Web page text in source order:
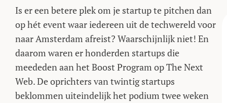
Is er een betere plek om je startup te pitchen dan
op hét event waar iedereen uit de techwereld voor
naar Amsterdam afreist? Waarschijnlijk niet! En
daarom waren er honderden startups die
meededen aan het Boost Program op The Next
Web. De oprichters van twintig startups
beklommen uiteindelijk het podium twee weken